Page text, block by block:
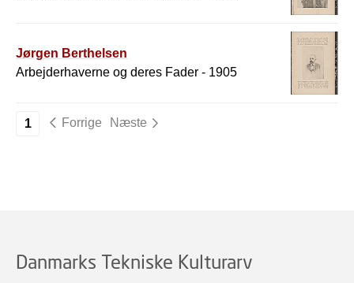
Jørgen Berthelsen
Arbejderhaverne og deres Fader - 1905
1 Forrige Næste
Danmarks Tekniske Kulturarv